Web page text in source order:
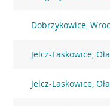
Dobrzykowice,
Jelcz-Laskowice,
Jelcz-Laskowice,